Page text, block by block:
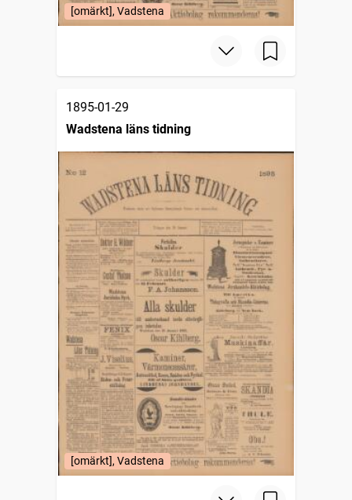
[omärkt], Vadstena
1895-01-29
Wadstena läns tidning
[omärkt], Vadstena